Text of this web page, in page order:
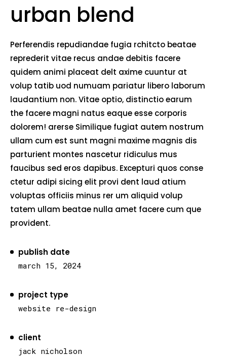
urban blend
Perferendis repudiandae fugia rchitcto beatae
reprederit vitae recus andae debitis facere
quidem animi placeat delt axime cuuntur at
volup tatib uod numuam pariatur libero laborum
laudantium non. Vitae optio, distinctio earum
the facere magni natus eaque esse corporis
dolorem! arerse Similique fugiat autem nostrum
ullam cum est sunt magni maxime magnis dis
parturient montes nascetur ridiculus mus
faucibus sed eros dapibus. Excepturi quos conse
ctetur adipi sicing elit provi dent laud atium
voluptas officiis minus rer um aliquid volup
tatem ullam beatae nulla amet facere cum que
provident.
publish date
march 15, 2024
project type
website re-design
client
jack nicholson